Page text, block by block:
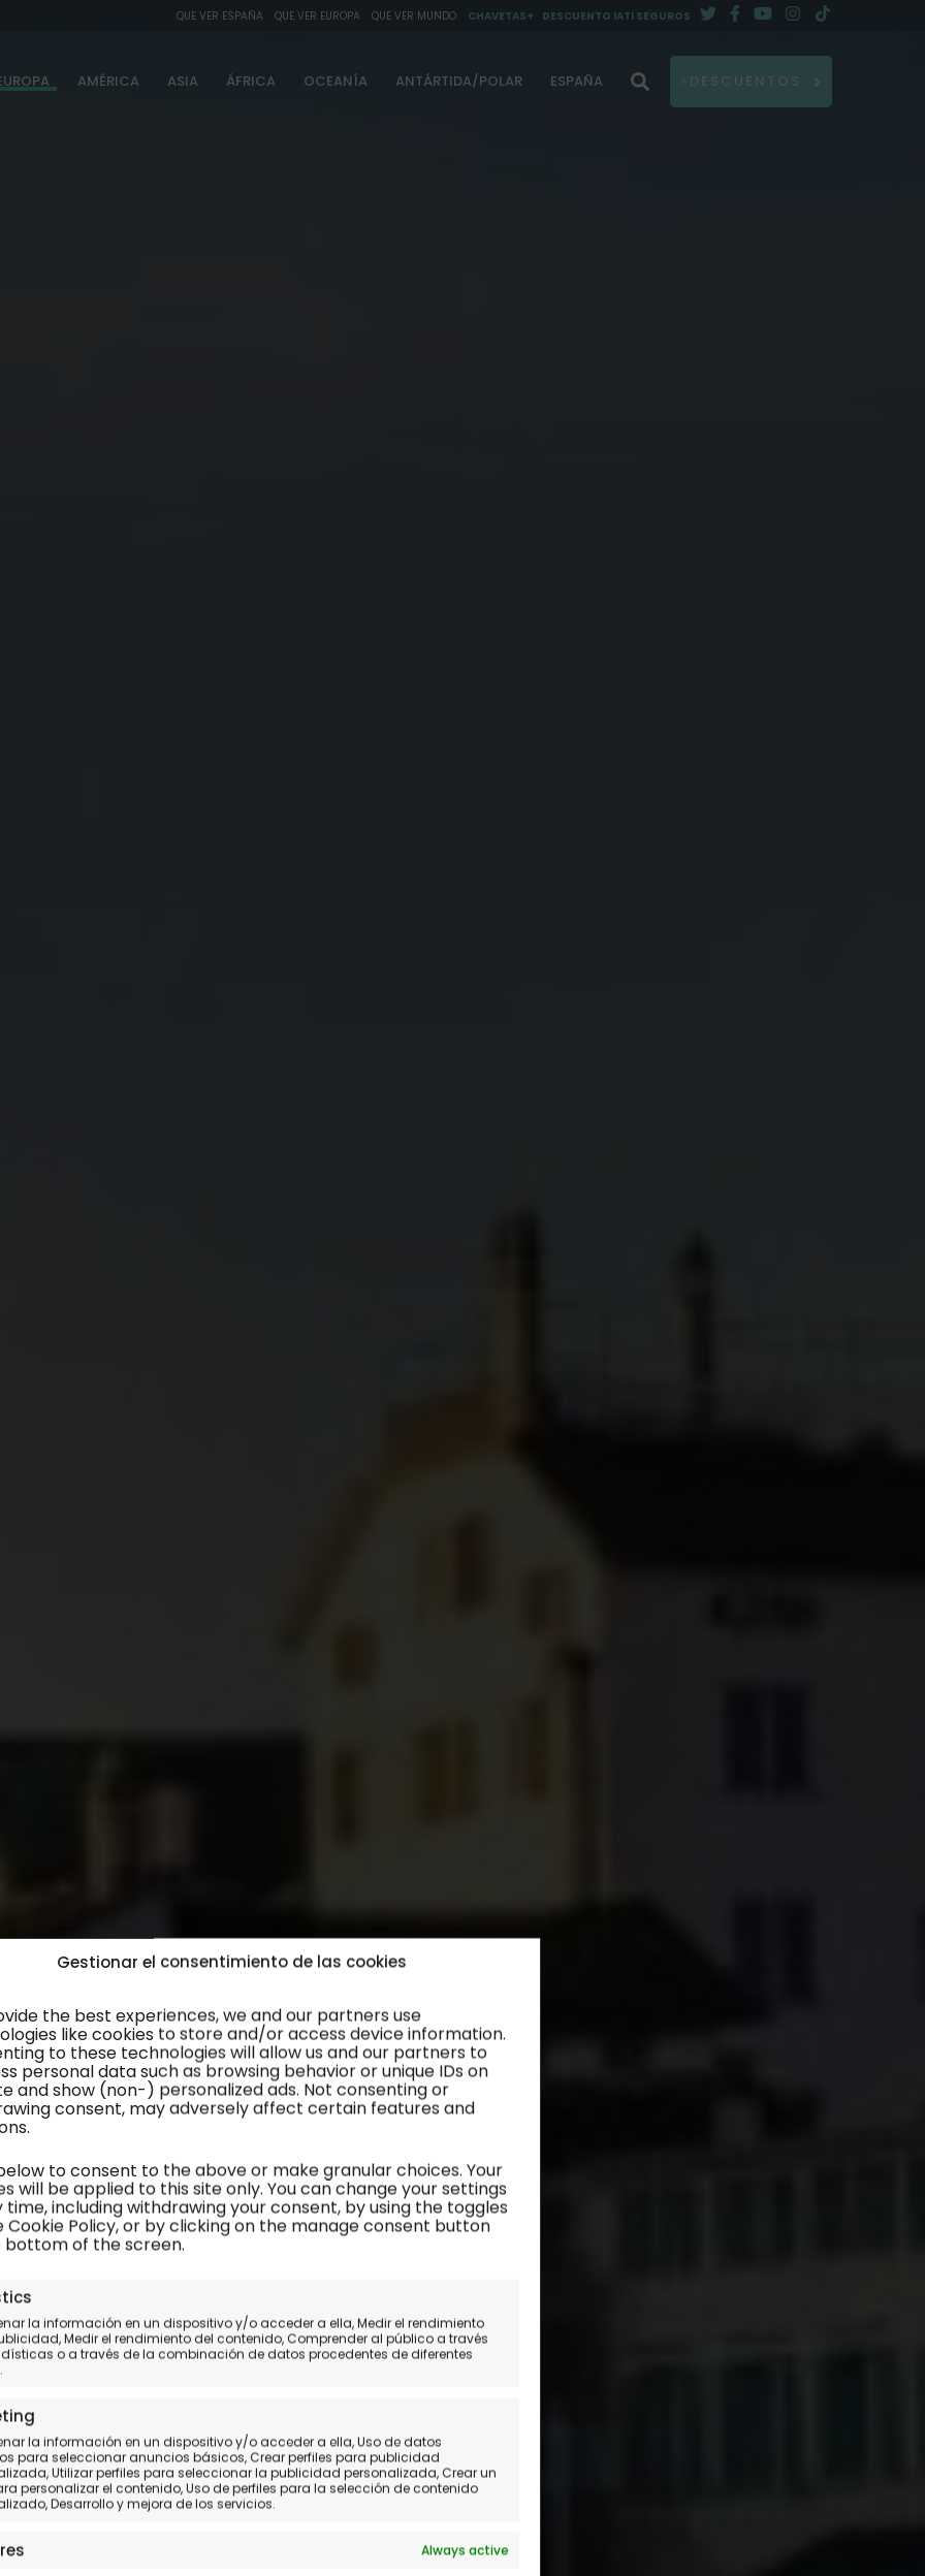
Gestionar el consentimiento de las cookies
the best experiences, we and our partners use
like cookies to store and/or access device information.
to these technologies will allow us and our partners to
personal data such as browsing behavior or unique IDs on
and show (non-) personalized ads. Not consenting or
consent, may adversely affect certain features and
to consent to the above or make granular choices. Your
will be applied to this site only. You can change your settings
time, including withdrawing your consent, by using the toggles
Cookie Policy, or by clicking on the manage consent button
of the screen.
la información en un dispositivo y/o acceder a ella, Medir el rendimiento
Medir el rendimiento del contenido, Comprender al público a través
o a través de la combinación de datos procedentes de diferentes
la información en un dispositivo y/o acceder a ella, Uso de datos
para seleccionar anuncios básicos, Crear perfiles para publicidad
Utilizar perfiles para seleccionar la publicidad personalizada, Crear un
personalizar el contenido, Uso de perfiles para la selección de contenido
Desarrollo y mejora de los servicios.
Always active
QUE VER ESPAÑA QUE VER EUROPA QUE VER MUNDO CHAVETAS+ DESCUENTO IATI SEGUROS
AMÉRICA ASIA ÁFRICA OCEANÍA ANTÁRTIDA/POLAR ESPAÑA ⚡DESCUENTOS
visitar en Zúrich en 1 día